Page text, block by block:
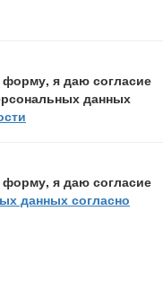
я даю согласие
данных
я даю согласие
данных согласно